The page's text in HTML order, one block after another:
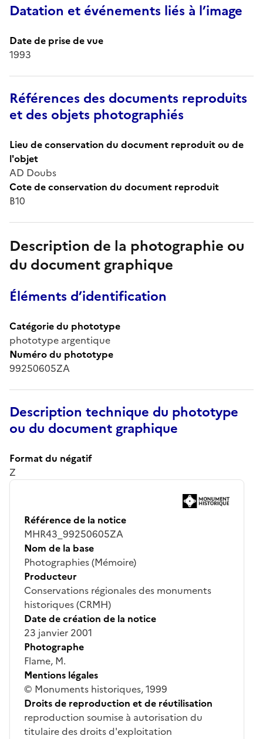
Datation et événements liés à l’image
Date de prise de vue
1993
Références des documents reproduits
et des objets photographiés
Lieu de conservation du document reproduit ou de
l'objet
AD Doubs
Cote de conservation du document reproduit
B10
Description de la photographie ou
du document graphique
Éléments d’identification
Catégorie du phototype
phototype argentique
Numéro du phototype
99250605ZA
Description technique du phototype
ou du document graphique
Format du négatif
Z
Référence de la notice
MHR43_99250605ZA
Nom de la base
Photographies (Mémoire)
Producteur
Conservations régionales des monuments
historiques (CRMH)
Date de création de la notice
23 janvier 2001
Photographe
Flame, M.
Mentions légales
© Monuments historiques, 1999
Droits de reproduction et de réutilisation
reproduction soumise à autorisation du
titulaire des droits d'exploitation